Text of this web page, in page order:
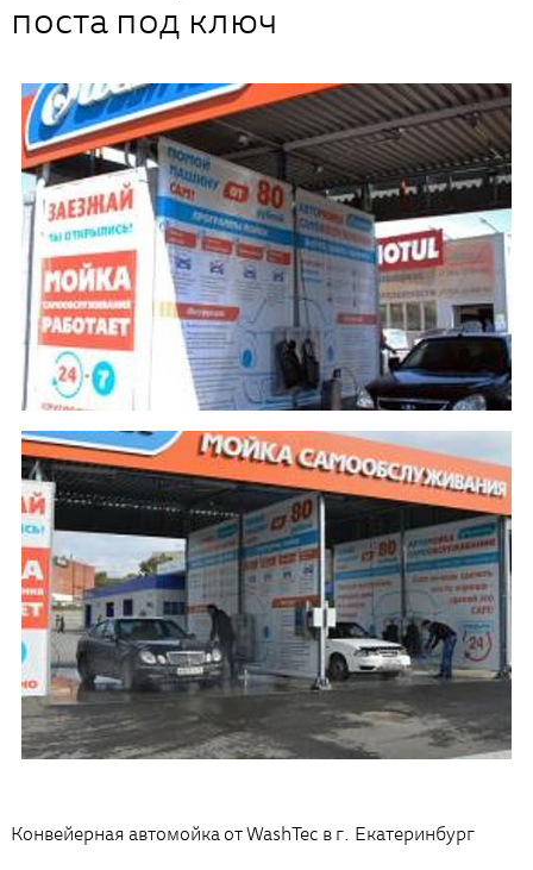
поста под ключ
Конвейерная автомойка от WashTec в г. Екатеринбург